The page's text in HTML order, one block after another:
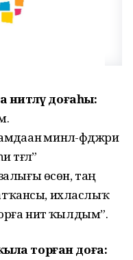
ниәтләү доғаһы:
минәл-фәджри
өсөн, таң
ихласлыҡ
ниәт ҡылдым”.
торған доға: